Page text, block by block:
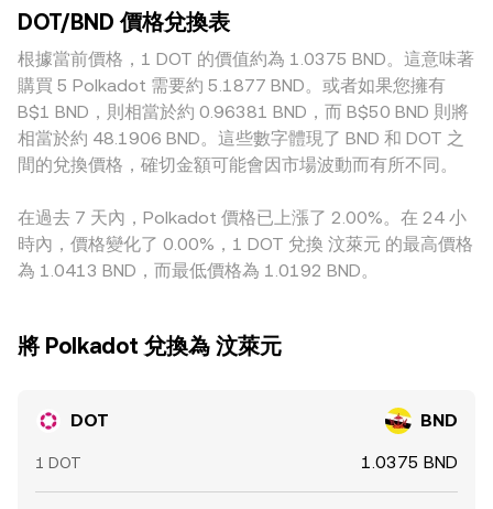
反映多空槓桿傾斜，季度合約與期權到期時的結算與展期會帶
來短線波動，鏈上大額地址的質押解綁或集中轉移亦可能影響
短期賣壓。此外，跨交易所的深度與大單流向會在短期內放大
或緩和這些結構性因素對 DOT/BND conversion rate 的影
響。
商（AMM）池中，常見定價遵循 x × y = k 的恆定乘積模型，
池中兩資產儲備量 x、y 的變化決定即時價格（近似為 y/x），
大型兌換會因滑點而讓價格偏離外部中間價。綜合而言，單一
平台以最新成交確立價格，跨平台則可用 VWAP 觀察整體水
準，而最終用戶的 BND 對價還會受滑點、點差與費用等交易
細節影響。
conversion rate 更容易脫離全市場均值。地理與監管因素也
會造成溢價或折價：對 BND 出入金的支持度、當地法規合規
成本、與銀行端結算效率差異，都會反映在特定平台的報價
中。實務上，許多平台以 DOT/USDT 或 DOT/USD 作為定價
核心，再透過 USDT/BND 或 USD/BND 的換算得出
DOT/BND，因此若 USDT 相對 BND 存在小幅溢折價或流動性
瓶頸，會間接傳導至最終報價。跨所套利能在一定程度上拉近
間、風險承擔與額度限制，因而無法保證即時完全收斂，導致
各平台的 DOT/BND conversion rate 在短時間內仍可能出現
差異。
DOT/BND 價格兌換表
根據當前價格，1 DOT 的價值約為 1.0375 BND。這意味著
購買 5 Polkadot 需要約 5.1877 BND。或者如果您擁有
B$1 BND，則相當於約 0.96381 BND，而 B$50 BND 則將
相當於約 48.1906 BND。這些數字體現了 BND 和 DOT 之
間的兌換價格，確切金額可能會因市場波動而有所不同。
在過去 7 天內，Polkadot 價格已上漲了 2.00%。在 24 小
時內，價格變化了 0.00%，1 DOT 兌換 汶萊元 的最高價格
為 1.0413 BND，而最低價格為 1.0192 BND。
將 Polkadot 兌換為 汶萊元
DOT BND
1 DOT 1.0375 BND